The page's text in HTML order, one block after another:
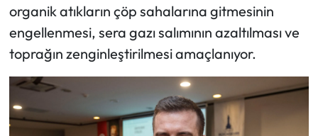
organik atıkların çöp sahalarına gitmesinin
engellenmesi, sera gazı salımının azaltılması ve
toprağın zenginleştirilmesi amaçlanıyor.